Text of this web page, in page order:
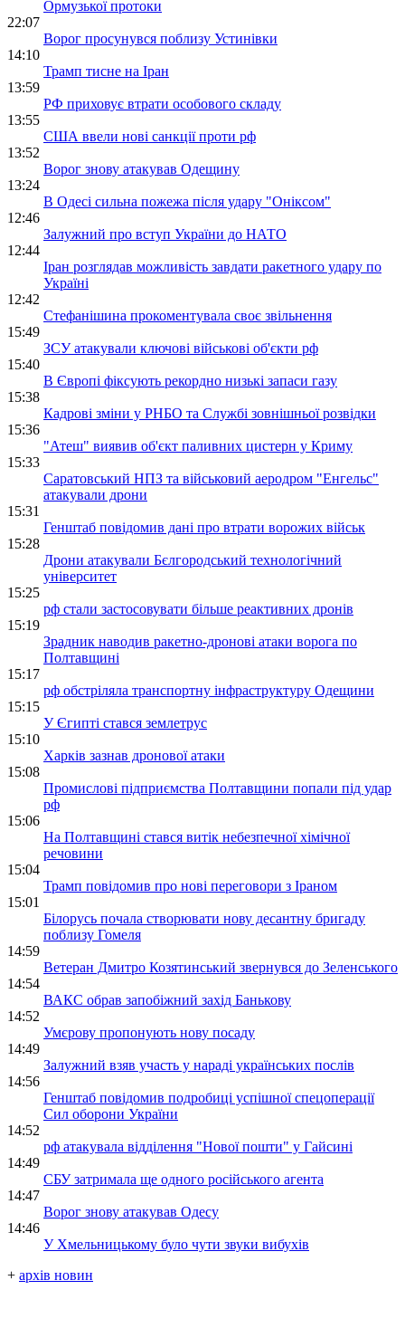
Ормузької протоки
22:07
Ворог просунувся поблизу Устинівки
14:10
Трамп тисне на Іран
13:59
РФ приховує втрати особового складу
13:55
США ввели нові санкції проти рф
13:52
Ворог знову атакував Одещину
13:24
В Одесі сильна пожежа після удару "Оніксом"
12:46
Залужний про вступ України до НАТО
12:44
Іран розглядав можливість завдати ракетного удару по
Україні
12:42
Стефанішина прокоментувала своє звільнення
15:49
ЗСУ атакували ключові військові об'єкти рф
15:40
В Європі фіксують рекордно низькі запаси газу
15:38
Кадрові зміни у РНБО та Службі зовнішньої розвідки
15:36
"Атеш" виявив об'єкт паливних цистерн у Криму
15:33
Саратовський НПЗ та військовий аеродром "Енгельс"
атакували дрони
15:31
Генштаб повідомив дані про втрати ворожих військ
15:28
Дрони атакували Бєлгородський технологічний
університет
15:25
рф стали застосовувати більше реактивних дронів
15:19
Зрадник наводив ракетно-дронові атаки ворога по
Полтавщині
15:17
рф обстріляла транспортну інфраструктуру Одещини
15:15
У Єгипті стався землетрус
15:10
Харків зазнав дронової атаки
15:08
Промислові підприємства Полтавщини попали під удар
рф
15:06
На Полтавщині стався витік небезпечної хімічної
речовини
15:04
Трамп повідомив про нові переговори з Іраном
15:01
Білорусь почала створювати нову десантну бригаду
поблизу Гомеля
14:59
Ветеран Дмитро Козятинський звернувся до Зеленського
14:54
ВАКС обрав запобіжний захід Банькову
14:52
Умєрову пропонують нову посаду
14:49
Залужний взяв участь у нараді українських послів
14:56
Генштаб повідомив подробиці успішної спецоперації
Сил оборони України
14:52
рф атакувала відділення "Нової пошти" у Гайсині
14:49
СБУ затримала ще одного російського агента
14:47
Ворог знову атакував Одесу
14:46
У Хмельницькому було чути звуки вибухів
+ архів новин